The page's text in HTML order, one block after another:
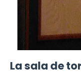
La sala de